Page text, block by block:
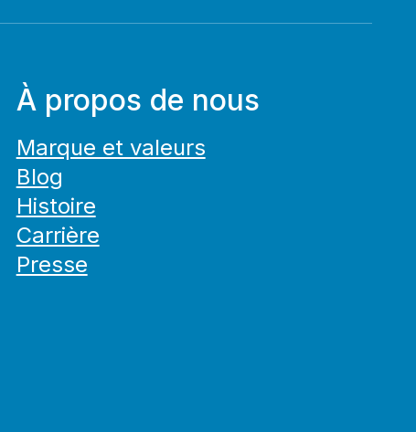
À propos de nous
Marque et valeurs
Blog
Histoire
Carrière
Presse